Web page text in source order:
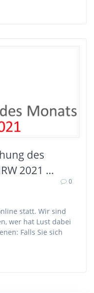
des
2021 …
0
statt. Wir sind
wer hat Lust dabei
Falls Sie sich